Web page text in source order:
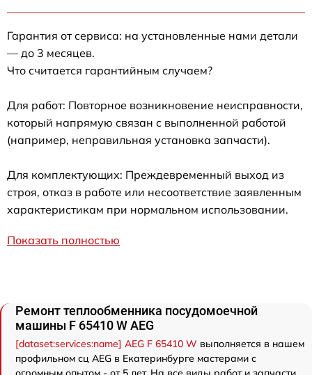
Гарантия от сервиса: на установленные нами детали
— до 3 месяцев.
Что считается гарантийным случаем?
Для работ: Повторное возникновение неисправности,
который напрямую связан с выполненной работой
(например, неправильная установка запчасти).
Для комплектующих: Преждевременный выход из
строя, отказ в работе или несоответствие заявленным
характеристикам при нормальном использовании.
Показать полностью
Ремонт теплообменника посудомоечной
машины F 65410 W AEG
[dataset:services:name] AEG F 65410 W выполняется в нашем
профильном сц AEG в Екатеринбурге мастерами с